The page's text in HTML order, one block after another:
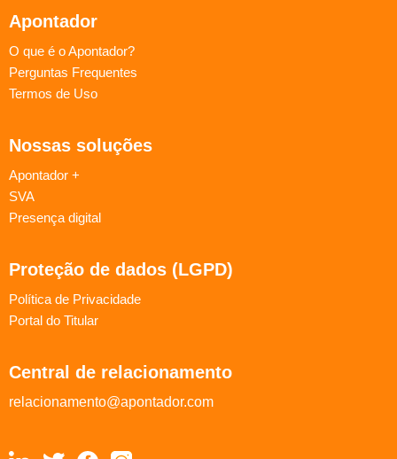
Apontador
O que é o Apontador?
Perguntas Frequentes
Termos de Uso
Nossas soluções
Apontador +
SVA
Presença digital
Proteção de dados (LGPD)
Política de Privacidade
Portal do Titular
Central de relacionamento
relacionamento@apontador.com